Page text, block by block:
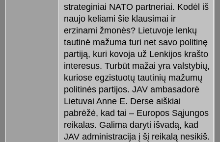
strateginiai NATO partneriai. Kodėl iš
naujo keliami šie klausimai ir
erzinami žmonės? Lietuvoje lenkų
tautinė mažuma turi net savo politinę
partiją, kuri kovoja už Lenkijos krašto
interesus. Turbūt mažai yra valstybių,
kuriose egzistuotų tautinių mažumų
politinės partijos. JAV ambasadorė
Lietuvai Anne E. Derse aiškiai
pabrėžė, kad tai – Europos Sąjungos
reikalas. Galima daryti išvadą, kad
JAV administracija į šį reikalą nesikiš.